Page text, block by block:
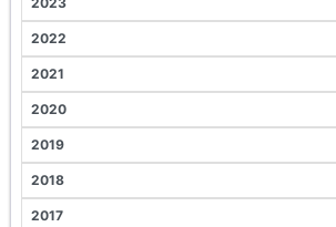
2022
2021
2020
2019
2018
2017